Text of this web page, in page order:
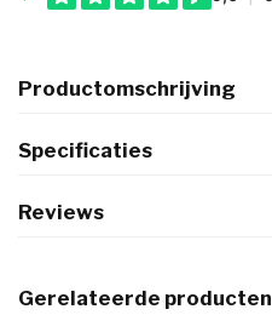
Productomschrijving
Specificaties
Reviews
Gerelateerde producten